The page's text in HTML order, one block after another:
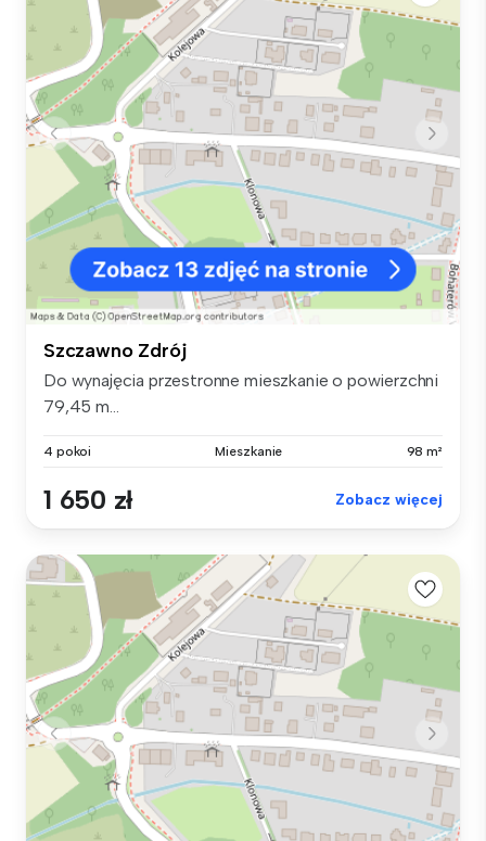
Szczawno Zdrój
Do wynajęcia przestronne mieszkanie o powierzchni
79,45 m...
4 pokoi Mieszkanie 98 m²
1 650 zł Zobacz więcej